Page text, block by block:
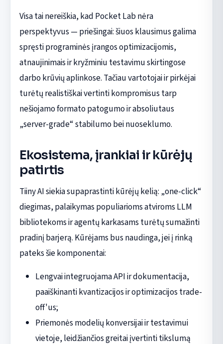
Visa tai nereiškia, kad Pocket Lab nėra
perspektyvus — priešingai: šiuos klausimus galima
spręsti programinės įrangos optimizacijomis,
atnaujinimais ir kryžminiu testavimu skirtingose
darbo krūvių aplinkose. Tačiau vartotojai ir pirkėjai
turėtų realistiškai vertinti kompromisus tarp
nešiojamo formato patogumo ir absoliutaus
„server-grade“ stabilumo bei nuoseklumo.
Ekosistema, įrankiai ir kūrėjų
patirtis
Tiiny AI siekia supaprastinti kūrėjų kelią: „one-click“
diegimas, palaikymas populiarioms atviroms LLM
bibliotekoms ir agentų karkasams turėtų sumažinti
pradinį barjerą. Kūrėjams bus naudinga, jei į rinką
pateks šie komponentai:
Lengvai integruojama API ir dokumentacija,
paaiškinanti kvantizacijos ir optimizacijos trade-
off'us;
Priemonės modelių konversijai ir testavimui
vietoje, leidžiančios greitai įvertinti tikslumą